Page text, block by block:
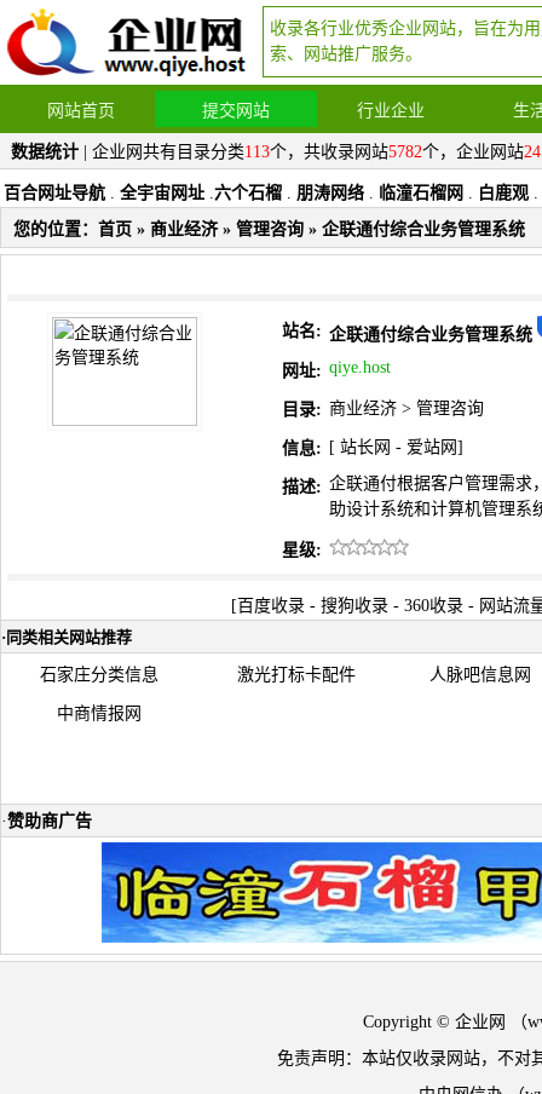
收录各行业优秀企业网站，旨在为
索、网站推广服务。
网站首页 提交网站 行业企业 生
数据统计 | 企业网共有目录分类113个，共收录网站5782个，企业网站
百合网址导航 . 全宇宙网址 .六个石榴 . 朋涛网络 . 临潼石榴网 . 白鹿观 .
您的位置： 首页 » 商业经济» 管理咨询 » 企联通付综合业务管理系统
站名: 企联通付综合业务管理系统
网址: qiye.host
目录: 商业经济 > 管理咨询
信息: [ 站长网 - 爱站网 ]
描述: 企联通付根据客户管理需求
助设计系统和计算机管理系
星级:
[ 百度收录 - 搜狗收录 - 360收录 - 网站流
· 同类相关网站推荐
石家庄分类信息 激光打标卡配件 人脉吧信息网
中商情报网
·赞助商广告
Copyright © 企业网 （
免责声明：本站仅收录网站，不对